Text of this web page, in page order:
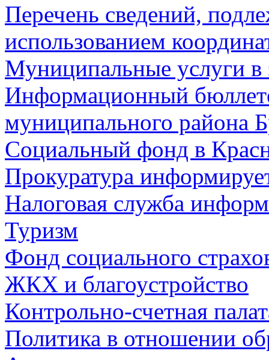
Перечень сведений,
использованием
Муниципальные услуги в
Информационный
муниципального района
Социальный фонд в
Прокуратура
Налоговая служба
Туризм
Фонд социального
ЖКХ и благоустройство
Контрольно-счетная
Политика в отношении